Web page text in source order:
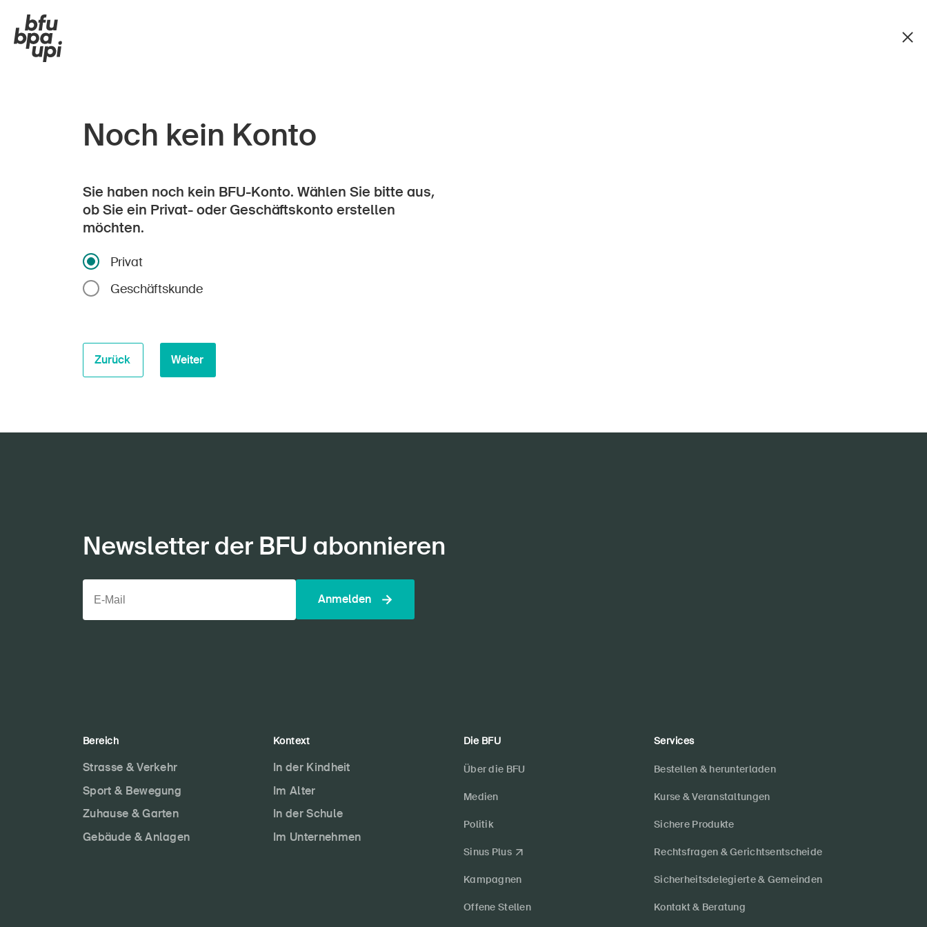
Noch kein Konto
Sie haben noch kein BFU-Konto. Wählen Sie bitte aus,
ob Sie ein Privat- oder Geschäftskonto erstellen
möchten.
Privat
Geschäftskunde
Zurück Weiter
Newsletter der BFU abonnieren
Anmelden
Bereich
Strasse & Verkehr
Sport & Bewegung
Zuhause & Garten
Gebäude & Anlagen
Kontext
In der Kindheit
Im Alter
In der Schule
Im Unternehmen
Die BFU
Über die BFU
Medien
Politik
Sinus Plus
Kampagnen
Offene Stellen
Services
Bestellen & herunterladen
Kurse & Veranstaltungen
Sichere Produkte
Rechtsfragen & Gerichtsentscheide
Sicherheitsdelegierte & Gemeinden
Kontakt & Beratung